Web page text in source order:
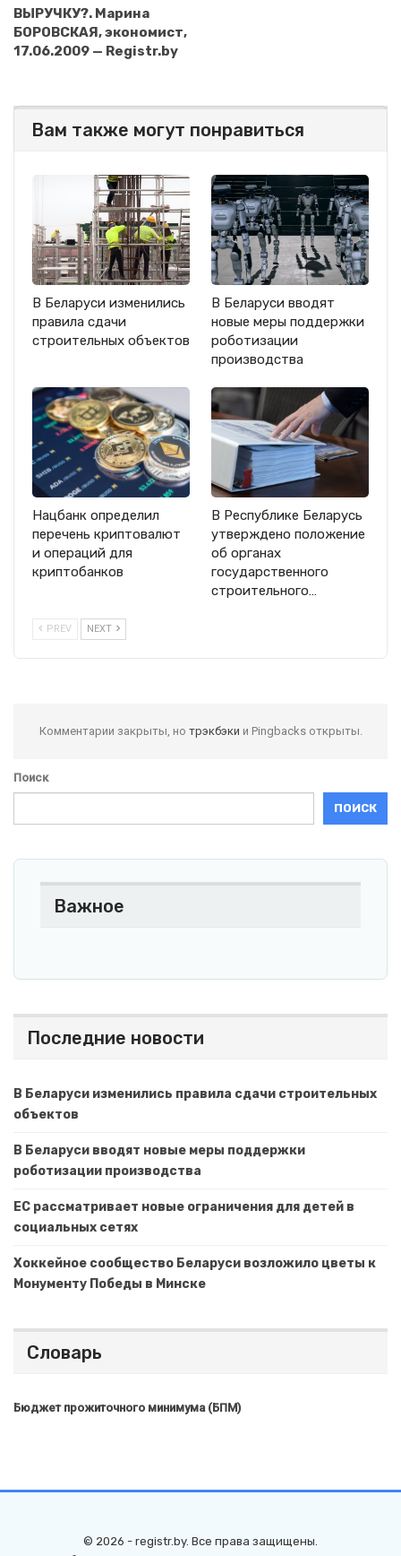
ВЫРУЧКУ?. Марина
БОРОВСКАЯ, экономист,
17.06.2009 — Registr.by
Вам также могут понравиться
В Беларуси изменились
правила сдачи
строительных объектов
В Беларуси вводят
новые меры поддержки
роботизации
производства
Нацбанк определил
перечень криптовалют
и операций для
криптобанков
В Республике Беларусь
утверждено положение
об органах
государственного
строительного…
PREV NEXT
Комментарии закрыты, но трэкбэки и Pingbacks открыты.
Поиск
ПОИСК
Важное
Последние новости
В Беларуси изменились правила сдачи строительных
объектов
В Беларуси вводят новые меры поддержки
роботизации производства
ЕС рассматривает новые ограничения для детей в
социальных сетях
Хоккейное сообщество Беларуси возложило цветы к
Монументу Победы в Минске
Словарь
Бюджет прожиточного минимума (БПМ)
© 2026 - registr.by. Все права защищены.